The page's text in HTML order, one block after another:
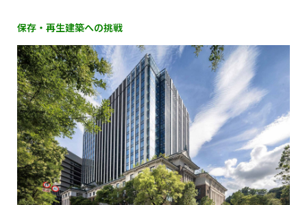
保存・再生建築への挑戦